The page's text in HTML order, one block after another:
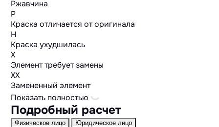
Ржавчина
P
Краска отличается от оригинала
H
Краска ухудшилась
X
Элемент требует замены
XX
Замененный элемент
Показать полностью
Подробный расчет
Физическое лицо Юридическое лицо